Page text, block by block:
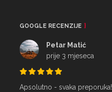
GOOGLE RECENZIJE
Petar Matić
prije 3 mjeseca
Apsolutno - svaka preporuka!